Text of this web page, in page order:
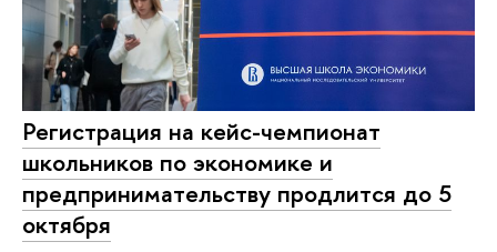
Регистрация на кейс-чемпионат
школьников по экономике и
предпринимательству продлится до 5
октября